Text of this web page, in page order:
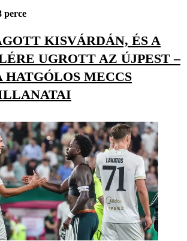
perce
KISVÁRDÁN, ÉS A
UGROTT AZ ÚJPEST –
HATGÓLOS MECCS